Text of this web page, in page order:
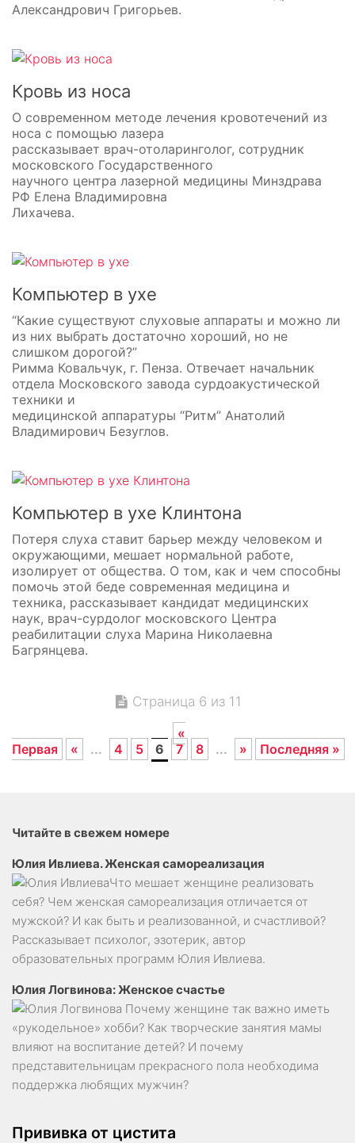
Александрович Григорьев.
Кровь из носа
О современном методе лечения кровотечений из
носа с помощью лазера
рассказывает врач-отоларинголог, сотрудник
московского Государственного
научного центра лазерной медицины Минздрава
РФ Елена Владимировна
Лихачева.
Компьютер в ухе
“Какие существуют слуховые аппараты и можно ли
из них выбрать достаточно хороший, но не
слишком дорогой?”
Римма Ковальчук, г. Пенза. Отвечает начальник
отдела Московского завода сурдоакустической
техники и
медицинской аппаратуры “Ритм” Анатолий
Владимирович Безуглов.
Компьютер в ухе Клинтона
Потеря слуха ставит барьер между человеком и
окружающими, мешает нормальной работе,
изолирует от общества. О том, как и чем способны
помочь этой беде современная медицина и
техника, рассказывает кандидат медицинских
наук, врач-сурдолог московского Центра
реабилитации слуха Марина Николаевна
Багрянцева.
Страница 6 из 11
«
Первая
« ... 4 5 6 7 8 ... » Последняя »
Читайте в свежем номере
Юлия Ивлиева. Женская самореализация
Что мешает женщине реализовать
себя? Чем женская самореализация отличается от
мужской? И как быть и реализованной, и счастливой?
Рассказывает психолог, эзотерик, автор
образовательных программ Юлия Ивлиева.
Юлия Логвинова: Женское счастье
Почему женщине так важно иметь
«рукодельное» хобби? Как творческие занятия мамы
влияют на воспитание детей? И почему
представительницам прекрасного пола необходима
поддержка любящих мужчин?
Прививка от цистита